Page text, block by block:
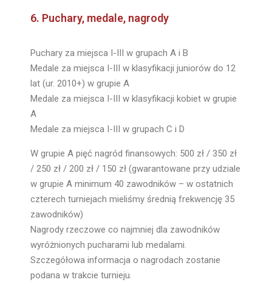
6. Puchary, medale, nagrody
Puchary za miejsca I-III w grupach A i B
Medale za miejsca I-III w klasyfikacji juniorów do 12
lat (ur. 2010+) w grupie A
Medale za miejsca I-III w klasyfikacji kobiet w grupie
A
Medale za miejsca I-III w grupach C i D
W grupie A pięć nagród finansowych: 500 zł / 350 zł
/ 250 zł / 200 zł / 150 zł (gwarantowane przy udziale
w grupie A minimum 40 zawodników – w ostatnich
czterech turniejach mieliśmy średnią frekwencję 35
zawodników)
Nagrody rzeczowe co najmniej dla zawodników
wyróżnionych pucharami lub medalami.
Szczegółowa informacja o nagrodach zostanie
podana w trakcie turnieju.